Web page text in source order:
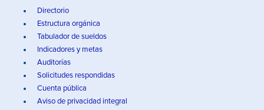
Directorio
Estructura orgánica
Tabulador de sueldos
Indicadores y metas
Auditorías
Solicitudes respondidas
Cuenta pública
Aviso de privacidad integral